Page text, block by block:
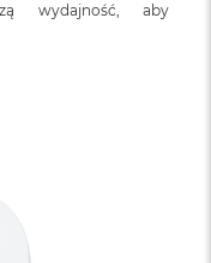
wydajność, aby